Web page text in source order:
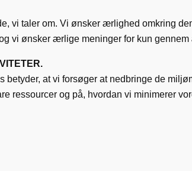
vi taler om. Vi ønsker ærlighed omkring
vi ønsker ærlige meninger for kun
at vi forsøger at nedbringe de
og på, hvordan vi minimerer